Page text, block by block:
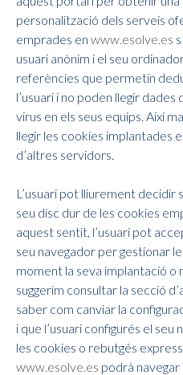
personalització dels serveis
emprades en www.esolve.es
usuari anònim i el seu
referències que permetin
l’usuari i no poden llegir
virus en els seus equips. Així
llegir les cookies implantades
d’altres servidors.
L’usuari pot lliurement decidir
seu disc dur de les cookies
aquest sentit, l’usuari pot
seu navegador per gestionar
moment la seva implantació o
suggerim consultar la secció
saber com canviar la
i que l’usuari configurés el
les cookies o rebutgés
www.esolve.es podrà navegar